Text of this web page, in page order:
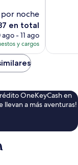
por noche
en total
ago - 11 ago
y cargos
OneKeyCash en
llevan a más aventuras!